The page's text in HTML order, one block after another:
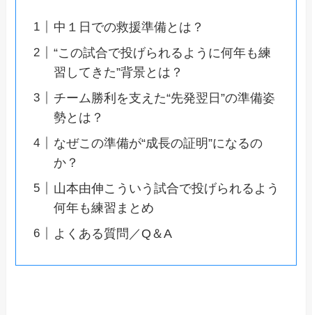
中１日での救援準備とは？
“この試合で投げられるように何年も練
習してきた”背景とは？
チーム勝利を支えた“先発翌日”の準備姿
勢とは？
なぜこの準備が“成長の証明”になるの
か？
山本由伸こういう試合で投げられるよう
何年も練習まとめ
よくある質問／Q＆A